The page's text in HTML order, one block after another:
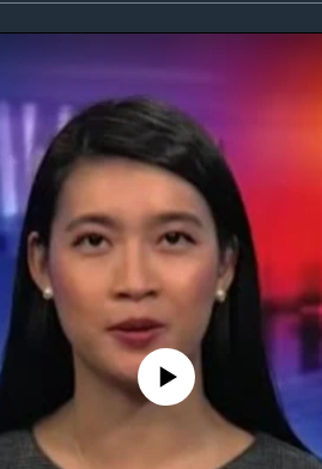
No media source currently available